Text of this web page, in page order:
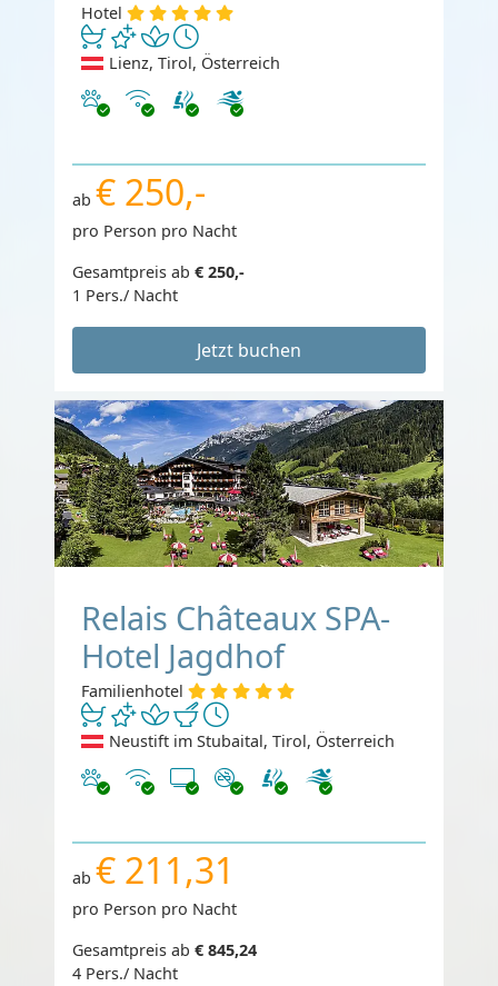
Hotel
Lienz, Tirol, Österreich
Haustiere erlaubt
Internet
ab € 250,-
pro Person pro Nacht
Gesamtpreis ab € 250,-
1 Pers./ Nacht
Jetzt buchen
Relais Châteaux SPA-
Hotel Jagdhof
Familienhotel
Neustift im Stubaital, Tirol, Österreich
Haustiere erlaubt
Internet
TV Nichtraucher
ab € 211,31
pro Person pro Nacht
Gesamtpreis ab € 845,24
4 Pers./ Nacht